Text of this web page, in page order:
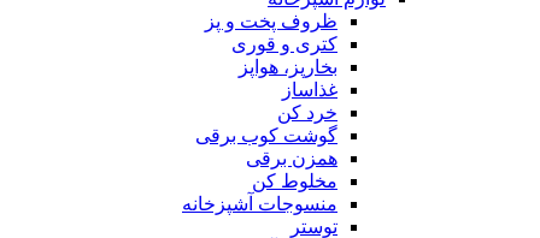
ظروف پخت و پز
کتری و قوری
بخارپز، هواپز
غذاساز
خرد کن
گوشت کوب برقی
همزن برقی
مخلوط کن
منسوجات آشپزخانه
توستر